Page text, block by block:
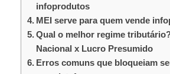
infoprodutos
MEI serve para quem vende
Qual o melhor regime
Nacional x Lucro Presumido
Erros comuns que bloqueiam